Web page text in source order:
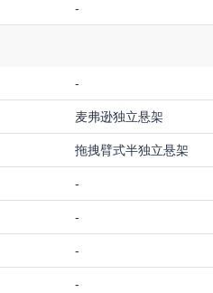
-
-
麦弗逊独立悬架
拖拽臂式半独立悬架
-
-
-
-